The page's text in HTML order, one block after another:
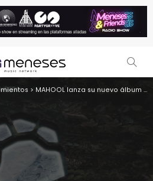
> MAHOOL lanza su nuevo álbum ‘Portal 001